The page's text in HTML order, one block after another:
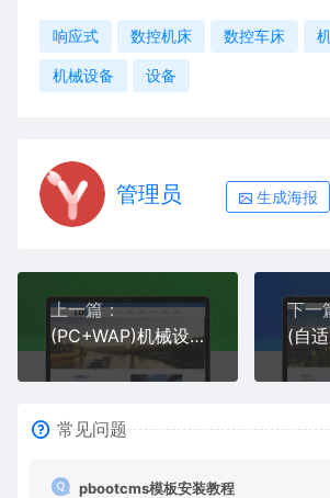
响应式 数控机床 数控车床
机械设备 设备
管理员 生成海报
上一篇：
(PC+WAP)机械设备网站pbootcms模板 液压设备网站源码下载
下一
常见问题
pbootcms模板安装教程